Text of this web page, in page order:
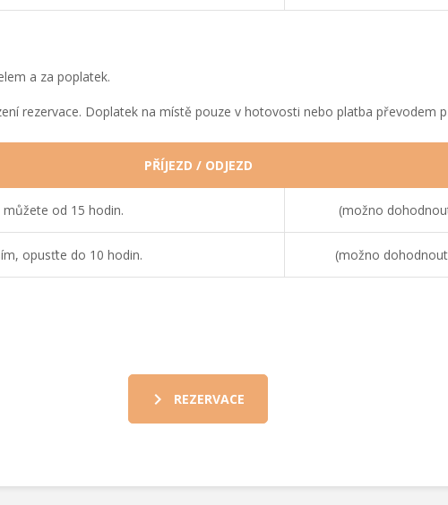
a za poplatek.
rezervace. Doplatek na místě pouze v hotovosti nebo platba převodem
PŘÍJEZD / ODJEZD
od 15 hodin. (možno
opusťte do 10 hodin. (možno
REZERVACE